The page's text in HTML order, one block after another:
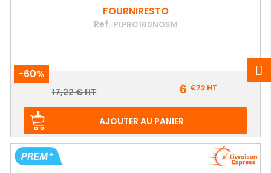
FOURNIRESTO
Ref. PLPRO160NOSM
-60%
Prix
Prix
17,22 € HT 6 €72 HT
AJOUTER AU PANIER